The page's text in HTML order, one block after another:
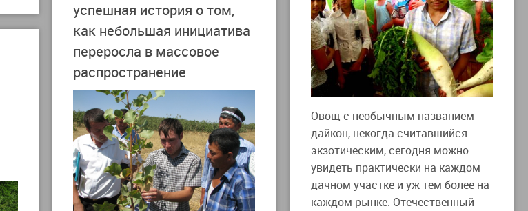
Овощ с необычным названием
дайкон, некогда считавшийся
экзотическим, сегодня можно
увидеть практически на каждом
дачном участке и уж тем более на
каждом рынке. Отечественный
успешная история о том,
как небольшая инициатива
переросла в массовое
распространение